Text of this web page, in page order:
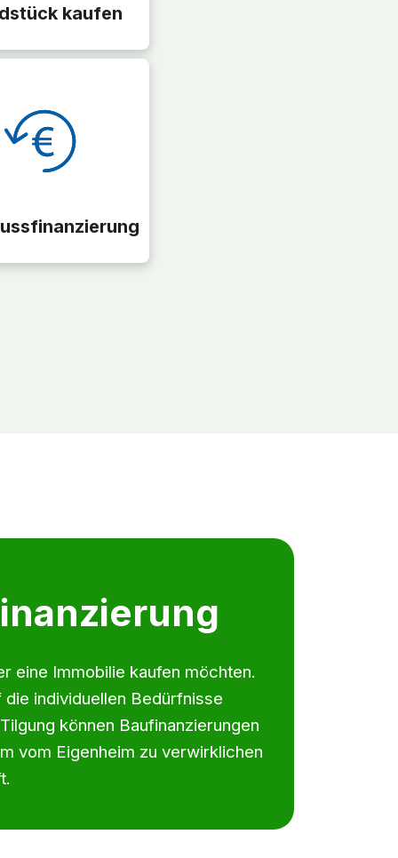
kaufen
eine Immobilie kaufen möchten.
die individuellen Bedürfnisse
können Baufinanzierungen
vom Eigenheim zu verwirklichen